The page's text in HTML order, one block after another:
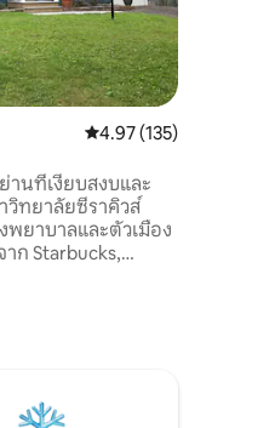
คะแนนเฉลี่ย 4.97 จาก
4.97 (135)
านที่เงียบสงบและ
ทยาลัยซีราคิวส์
พยาบาลและตัวเมือง
ก Starbucks,
ละร้านอาหารและ
มายเพียงไม่กี่นาที
นส่วนตัวอย่างเต็มที่